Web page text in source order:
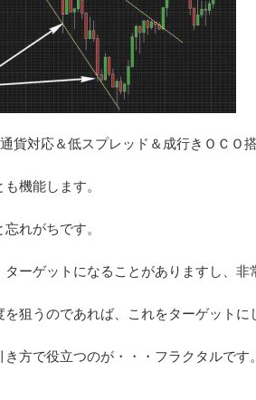
通貨対応＆低スプレッド＆成行きＯＣＯ搭
機能します。
れがちです。
ーゲットになることがありますし、非
狙うのであれば、これをターゲットに
方で役立つのが・・・フラクタルです。